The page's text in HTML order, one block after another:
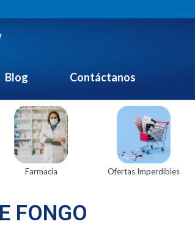
Blog Contáctanos
Farmacia Ofertas Imperdibles
FONGO